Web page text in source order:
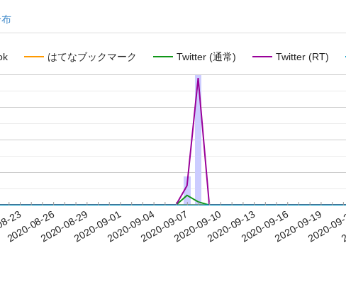
はてなブックマーク Twitter (通常) Twitter (RT)
23
2020-08-262020-08-292020-09-012020-09-042020-09-072020-09-102020-09-132020-09-162020-09-19
2020-